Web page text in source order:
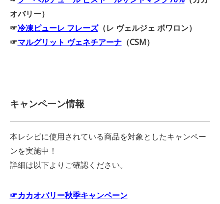
オバリー）
☞冷凍ピューレ フレーズ（レ ヴェルジェ ボワロン）
☞マルグリット ヴェネチアーナ（CSM）
キャンペーン情報
本レシピに使用されている商品を対象としたキャンペー
ンを実施中！
詳細は以下よりご確認ください。
☞カカオバリー秋季キャンペーン